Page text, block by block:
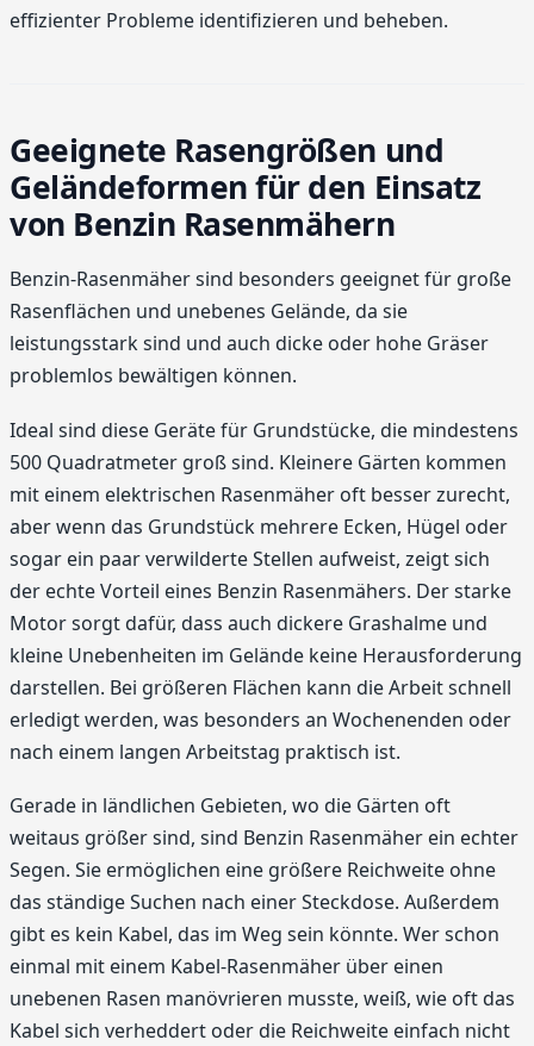
effizienter Probleme identifizieren und beheben.
Geeignete Rasengrößen und
Geländeformen für den Einsatz
von Benzin Rasenmähern
Benzin-Rasenmäher sind besonders geeignet für große
Rasenflächen und unebenes Gelände, da sie
leistungsstark sind und auch dicke oder hohe Gräser
problemlos bewältigen können.
Ideal sind diese Geräte für Grundstücke, die mindestens
500 Quadratmeter groß sind. Kleinere Gärten kommen
mit einem elektrischen Rasenmäher oft besser zurecht,
aber wenn das Grundstück mehrere Ecken, Hügel oder
sogar ein paar verwilderte Stellen aufweist, zeigt sich
der echte Vorteil eines Benzin Rasenmähers. Der starke
Motor sorgt dafür, dass auch dickere Grashalme und
kleine Unebenheiten im Gelände keine Herausforderung
darstellen. Bei größeren Flächen kann die Arbeit schnell
erledigt werden, was besonders an Wochenenden oder
nach einem langen Arbeitstag praktisch ist.
Gerade in ländlichen Gebieten, wo die Gärten oft
weitaus größer sind, sind Benzin Rasenmäher ein echter
Segen. Sie ermöglichen eine größere Reichweite ohne
das ständige Suchen nach einer Steckdose. Außerdem
gibt es kein Kabel, das im Weg sein könnte. Wer schon
einmal mit einem Kabel-Rasenmäher über einen
unebenen Rasen manövrieren musste, weiß, wie oft das
Kabel sich verheddert oder die Reichweite einfach nicht